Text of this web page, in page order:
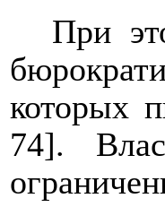
При
которых
74].